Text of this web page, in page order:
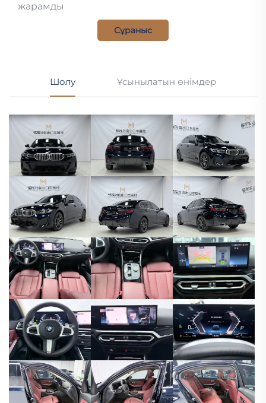
жарамды
Сұраныс
Шолу Ұсынылатын өнімдер